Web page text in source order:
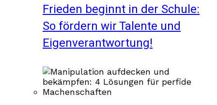
Frieden beginnt in der Schule:
So fördern wir Talente und
Eigenverantwortung!